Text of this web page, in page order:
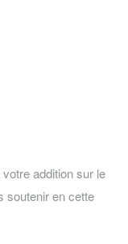
addition sur le
soutenir en cette